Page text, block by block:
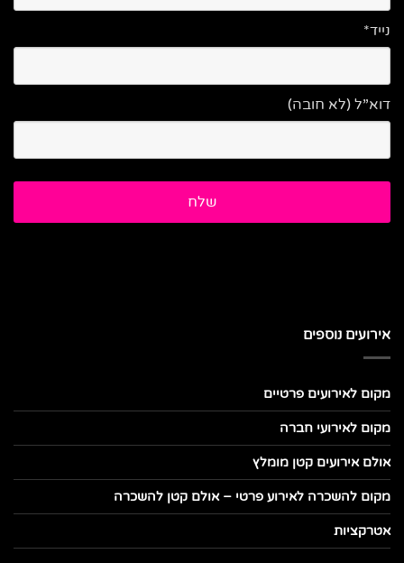
נייד*
דוא”ל (לא חובה)
אירועים נוספים
מקום לאירועים פרטיים
מקום לאירועי חברה
אולם אירועים קטן מומלץ
מקום להשכרה לאירוע פרטי – אולם קטן להשכרה
אטרקציות